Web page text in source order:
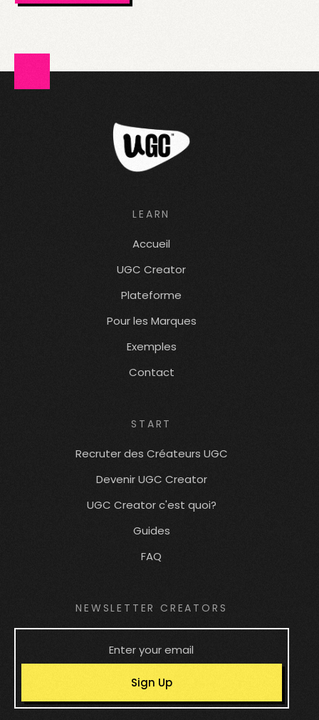
LEARN
Accueil
UGC Creator
Plateforme
Pour les Marques
Exemples
Contact
START
Recruter des Créateurs UGC
Devenir UGC Creator
UGC Creator c'est quoi?
Guides
FAQ
NEWSLETTER CREATORS
Sign Up